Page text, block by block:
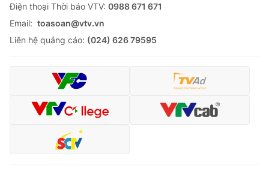
Ðiện thoại Thời báo VTV: 0988 671 671
Email: toasoan@vtv.vn
Liên hệ quảng cáo: (024) 626 79595